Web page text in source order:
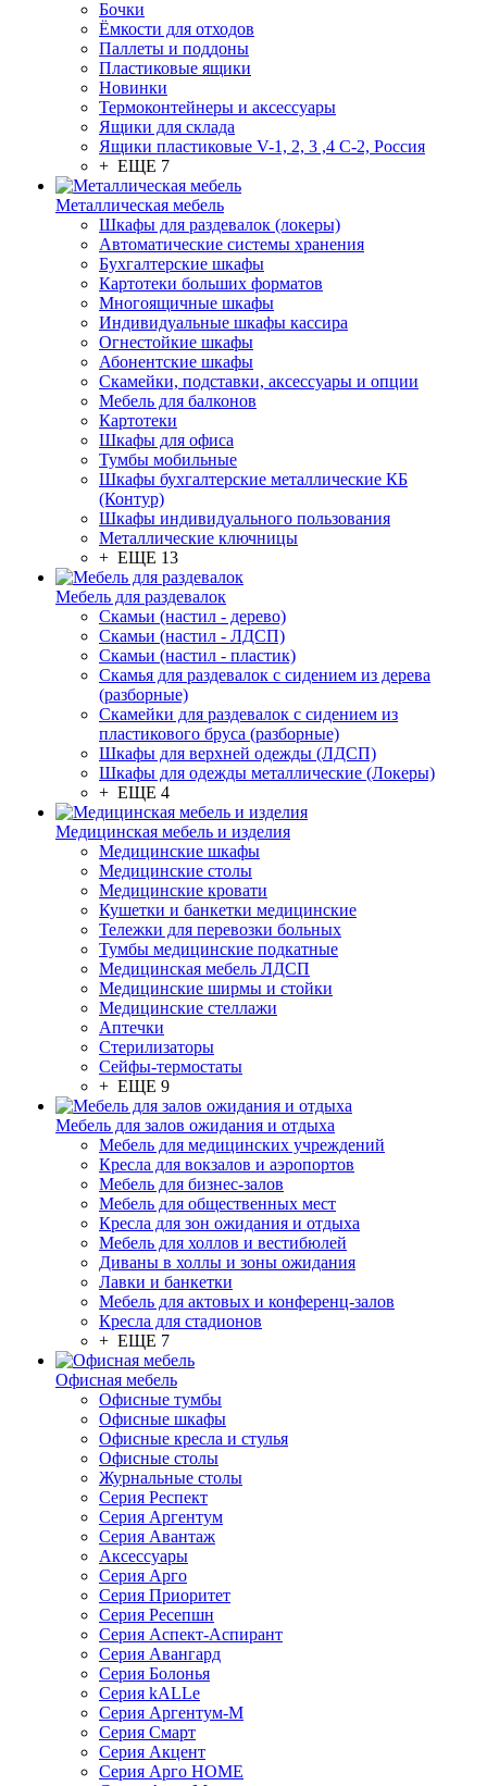
Бочки
Ёмкости для отходов
Паллеты и поддоны
Пластиковые ящики
Новинки
Термоконтейнеры и аксессуары
Ящики для склада
Ящики пластиковые V-1, 2, 3 ,4 С-2, Россия
+ ЕЩЕ 7
Металлическая мебель
Шкафы для раздевалок (локеры)
Автоматические системы хранения
Бухгалтерские шкафы
Картотеки больших форматов
Многоящичные шкафы
Индивидуальные шкафы кассира
Огнестойкие шкафы
Абонентские шкафы
Скамейки, подставки, аксессуары и опции
Мебель для балконов
Картотеки
Шкафы для офиса
Тумбы мобильные
Шкафы бухгалтерские металлические КБ
(Контур)
Шкафы индивидуального пользования
Металлические ключницы
+ ЕЩЕ 13
Мебель для раздевалок
Скамьи (настил - дерево)
Скамьи (настил - ЛДСП)
Скамьи (настил - пластик)
Скамья для раздевалок с сидением из дерева
(разборные)
Скамейки для раздевалок с сидением из
пластикового бруса (разборные)
Шкафы для верхней одежды (ЛДСП)
Шкафы для одежды металлические (Локеры)
+ ЕЩЕ 4
Медицинская мебель и изделия
Медицинские шкафы
Медицинские столы
Медицинские кровати
Кушетки и банкетки медицинские
Тележки для перевозки больных
Тумбы медицинские подкатные
Медицинская мебель ЛДСП
Медицинские ширмы и стойки
Медицинские стеллажи
Аптечки
Стерилизаторы
Сейфы-термостаты
+ ЕЩЕ 9
Мебель для залов ожидания и отдыха
Мебель для медицинских учреждений
Кресла для вокзалов и аэропортов
Мебель для бизнес-залов
Мебель для общественных мест
Кресла для зон ожидания и отдыха
Мебель для холлов и вестибюлей
Диваны в холлы и зоны ожидания
Лавки и банкетки
Мебель для актовых и конференц-залов
Кресла для стадионов
+ ЕЩЕ 7
Офисная мебель
Офисные тумбы
Офисные шкафы
Офисные кресла и стулья
Офисные столы
Журнальные столы
Серия Респект
Серия Аргентум
Серия Авантаж
Аксессуары
Серия Арго
Серия Приоритет
Серия Ресепшн
Серия Аспект-Аспирант
Серия Авангард
Серия Болонья
Серия kALLe
Серия Аргентум-М
Серия Смарт
Серия Акцент
Серия Арго HOME